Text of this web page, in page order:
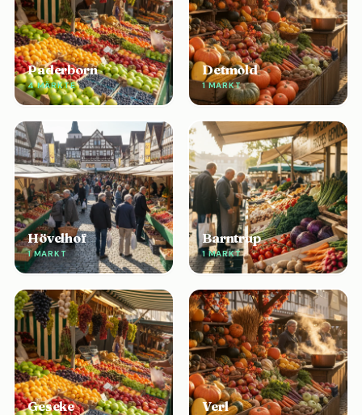
Paderborn
4 MÄRKTE
Detmold
1 MARKT
Hövelhof
1 MARKT
Barntrup
1 MARKT
Geseke Verl